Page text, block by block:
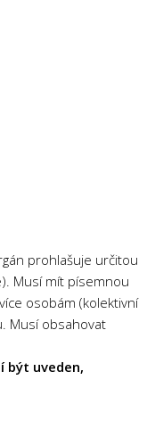
prohlašuje určitou
Musí mít písemnou
osobám (kolektivní
Musí obsahovat
být uveden,